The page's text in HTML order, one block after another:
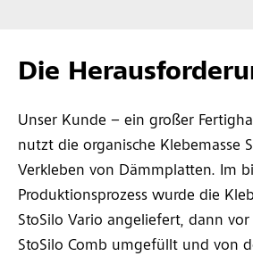
Die
Unser Kunde – ein großer
nutzt die organische Klebemasse
Verkleben von Dämmplatten. Im
Produktionsprozess wurde die
StoSilo Vario angeliefert, dann
StoSilo Comb umgefüllt und von